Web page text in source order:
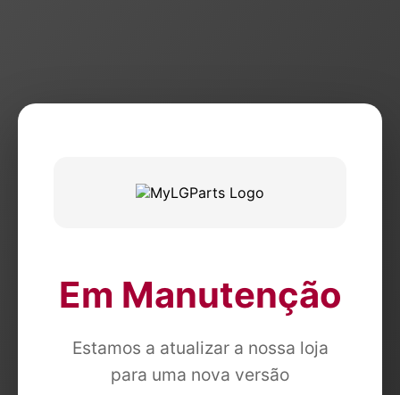
Em Manutenção
Estamos a atualizar a nossa loja
para uma nova versão